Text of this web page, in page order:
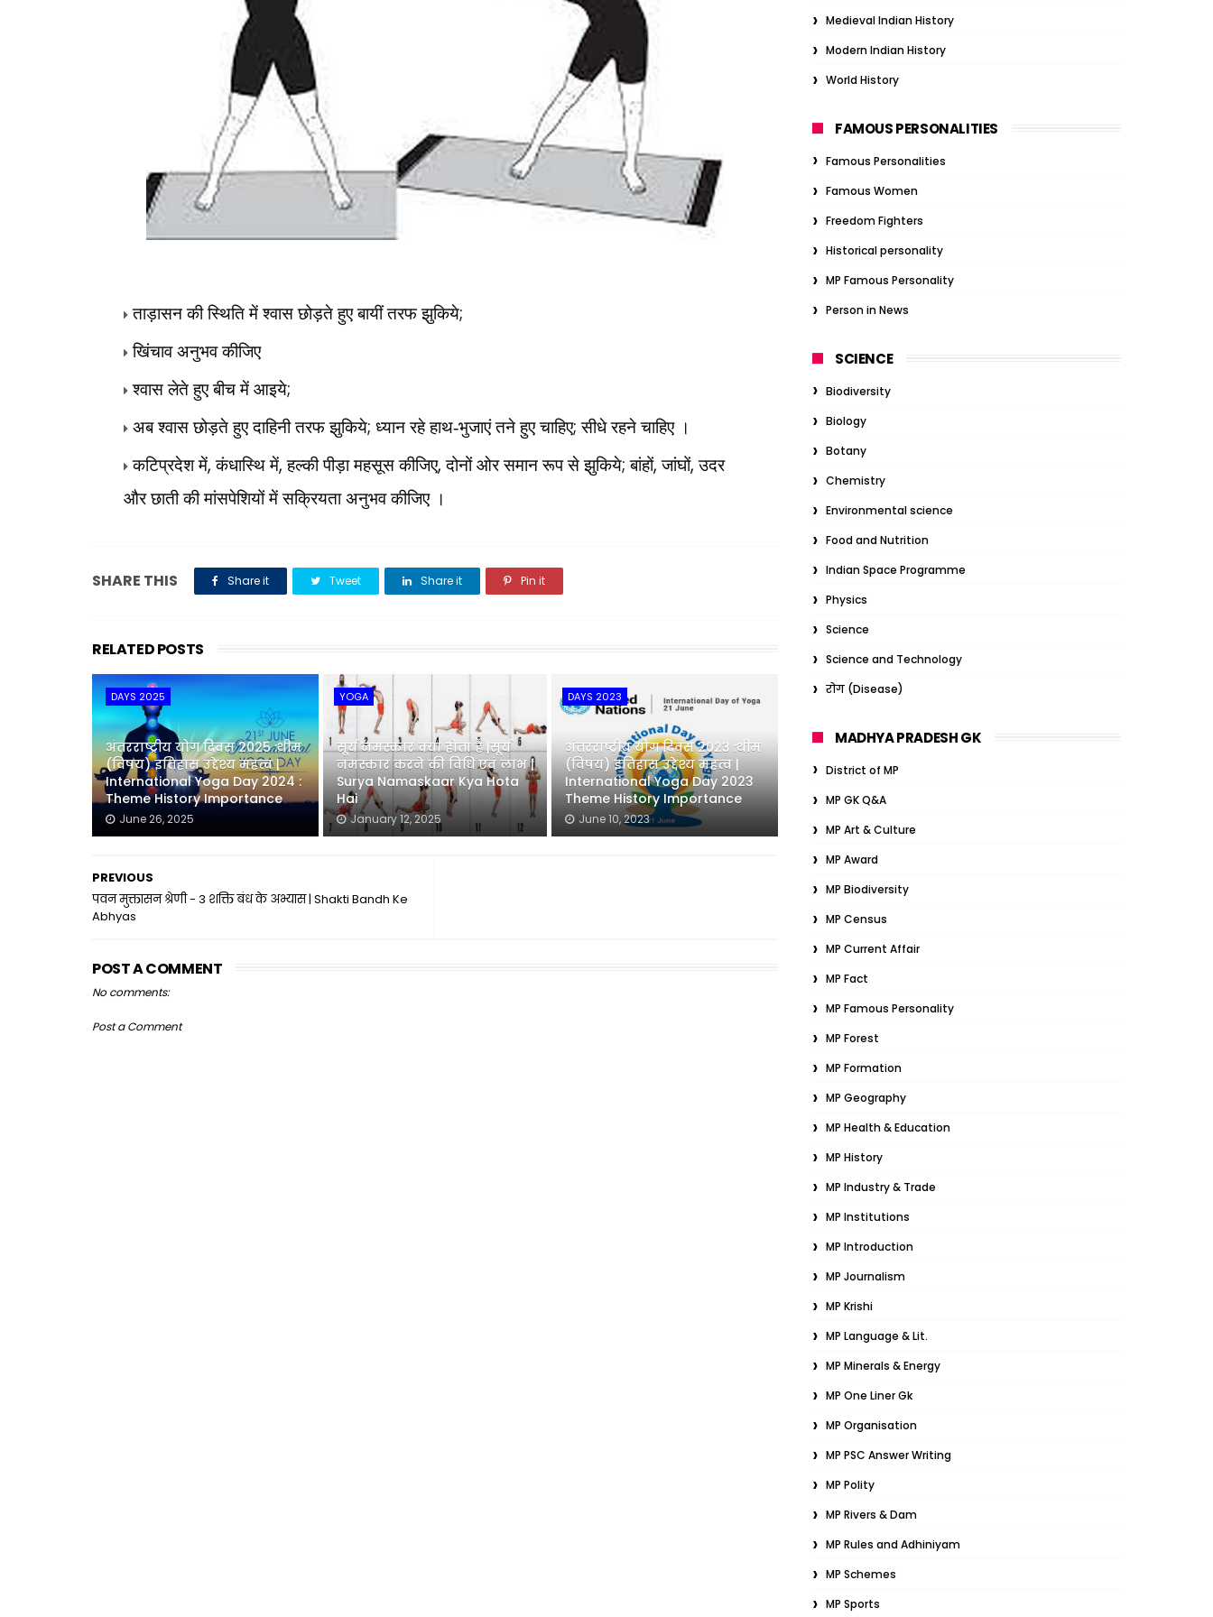
ताड़ासन की स्थिति में श्वास छोड़ते हुए बायीं तरफ झुकिये;
खिंचाव अनुभव कीजिए
श्वास लेते हुए बीच में आइये;
अब श्वास छोड़ते हुए दाहिनी तरफ झुकिये; ध्यान रहे हाथ-भुजाएं तने हुए चाहिए;सीधे रहने चाहिए ।
कटिप्रदेश में,कंधास्थि में,हल्की पीड़ा महसूस कीजिए,दोनों ओर समान रूप से झुकिये;बांहों,जांघों,उदर
और छाती की मांसपेशियों में सक्रियता अनुभव कीजिए ।
SHARE THIS Share it Tweet Share it Pin it
RELATED POSTS
DAYS 2025
अंतरराष्ट्रीय योग दिवस 2025 :थीम
(विषय) इतिहास उद्देश्य महत्व |
International Yoga Day 2024 :
Theme History Importance
June 26, 2025
YOGA
सूर्य नमस्कार क्या होता है |सूर्य
नमस्कार करने की विधि एवं लाभ |
Surya Namaskaar Kya Hota
Hai
January 12, 2025
DAYS 2023
अंतरराष्ट्रीय योग दिवस 2023 :थीम
(विषय) इतिहास उद्देश्य महत्व |
International Yoga Day 2023
Theme History Importance
June 10, 2023
PREVIOUS
पवन मुक्तासन श्रेणी - 3 शक्ति बंध के अभ्यास | Shakti Bandh Ke
Abhyas
POST A COMMENT
No comments:
Post a Comment
Medieval Indian History
Modern Indian History
World History
FAMOUS PERSONALITIES
Famous Personalities
Famous Women
Freedom Fighters
Historical personality
MP Famous Personality
Person in News
SCIENCE
Biodiversity
Biology
Botany
Chemistry
Environmental science
Food and Nutrition
Indian Space Programme
Physics
Science
Science and Technology
रोग (Disease)
MADHYA PRADESH GK
District of MP
MP GK Q&A
MP Art & Culture
MP Award
MP Biodiversity
MP Census
MP Current Affair
MP Fact
MP Famous Personality
MP Forest
MP Formation
MP Geography
MP Health & Education
MP History
MP Industry & Trade
MP Institutions
MP Introduction
MP Journalism
MP Krishi
MP Language & Lit.
MP Minerals & Energy
MP One Liner Gk
MP Organisation
MP PSC Answer Writing
MP Polity
MP Rivers & Dam
MP Rules and Adhiniyam
MP Schemes
MP Sports